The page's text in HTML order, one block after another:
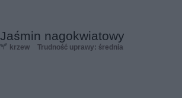
Jaśmin nagokwiatowy
krzew Trudność uprawy: średnia